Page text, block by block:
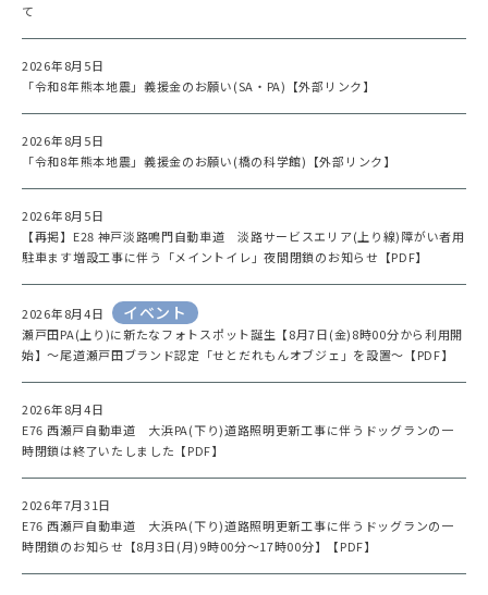
て
2026年8月5日
「令和8年熊本地震」義援金のお願い(SA・PA)【外部リンク】
2026年8月5日
「令和8年熊本地震」義援金のお願い(橋の科学館)【外部リンク】
2026年8月5日
【再掲】E28 神戸淡路鳴門自動車道 淡路サービスエリア(上り線)障がい者用
駐車ます増設工事に伴う「メイントイレ」夜間閉鎖のお知らせ【PDF】
2026年8月4日 イベント
瀬戸田PA(上り)に新たなフォトスポット誕生【8月7日(金)8時00分から利用開
始】～尾道瀬戸田ブランド認定「せとだれもんオブジェ」を設置～【PDF】
2026年8月4日
E76 西瀬戸自動車道 大浜PA(下り)道路照明更新工事に伴うドッグランの一
時閉鎖は終了いたしました【PDF】
2026年7月31日
E76 西瀬戸自動車道 大浜PA(下り)道路照明更新工事に伴うドッグランの一
時閉鎖のお知らせ【8月3日(月)9時00分～17時00分】【PDF】